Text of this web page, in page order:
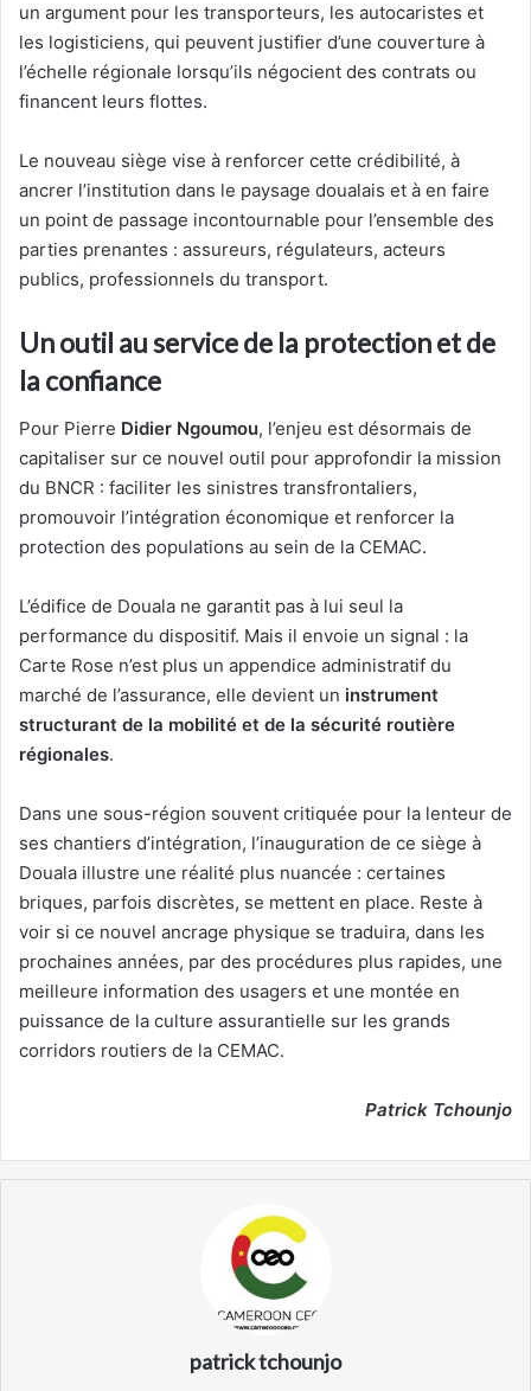
un argument pour les transporteurs, les autocaristes et
les logisticiens, qui peuvent justifier d’une couverture à
l’échelle régionale lorsqu’ils négocient des contrats ou
financent leurs flottes.
Le nouveau siège vise à renforcer cette crédibilité, à
ancrer l’institution dans le paysage doualais et à en faire
un point de passage incontournable pour l’ensemble des
parties prenantes : assureurs, régulateurs, acteurs
publics, professionnels du transport.
Un outil au service de la protection et de
la confiance
Pour Pierre Didier Ngoumou, l’enjeu est désormais de
capitaliser sur ce nouvel outil pour approfondir la mission
du BNCR : faciliter les sinistres transfrontaliers,
promouvoir l’intégration économique et renforcer la
protection des populations au sein de la CEMAC.
L’édifice de Douala ne garantit pas à lui seul la
performance du dispositif. Mais il envoie un signal : la
Carte Rose n’est plus un appendice administratif du
marché de l’assurance, elle devient un instrument
structurant de la mobilité et de la sécurité routière
régionales.
Dans une sous-région souvent critiquée pour la lenteur de
ses chantiers d’intégration, l’inauguration de ce siège à
Douala illustre une réalité plus nuancée : certaines
briques, parfois discrètes, se mettent en place. Reste à
voir si ce nouvel ancrage physique se traduira, dans les
prochaines années, par des procédures plus rapides, une
meilleure information des usagers et une montée en
puissance de la culture assurantielle sur les grands
corridors routiers de la CEMAC.
Patrick Tchounjo
patrick tchounjo